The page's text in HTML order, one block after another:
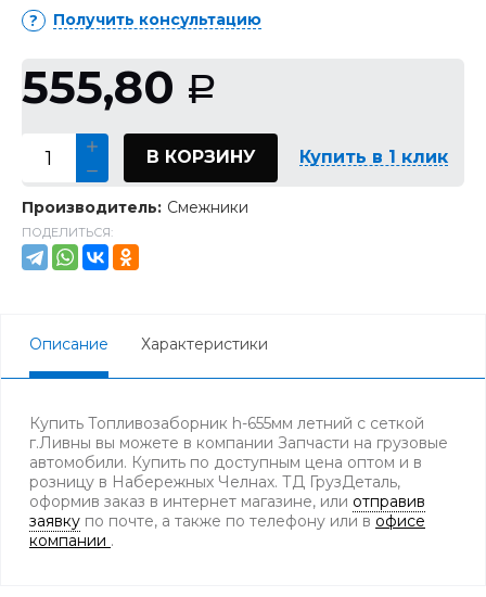
Получить консультацию
555,80 Р
В КОРЗИНУ Купить в 1 клик
Производитель: Смежники
ПОДЕЛИТЬСЯ:
Описание Характеристики
Купить Топливозаборник h-655мм летний с сеткой
г.Ливны вы можете в компании Запчасти на грузовые
автомобили. Купить по доступным цена оптом и в
розницу в Набережных Челнах. ТД ГрузДеталь,
оформив заказ в интернет магазине, или отправив
заявку по почте, а также по телефону или в офисе
компании .